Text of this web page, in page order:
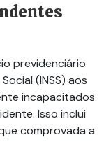
previdenciário
(INSS) aos
incapacitados
Isso inclui
comprovada a